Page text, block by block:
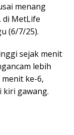
menang
di MetLife
(6/7/25).
sejak menit
lebih
ke-6,
kiri gawang.